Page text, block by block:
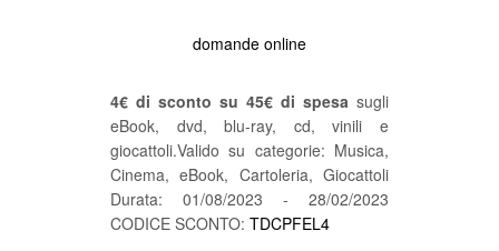
domande online
4€ di sconto su 45€ di spesa sugli
eBook, dvd, blu-ray, cd, vinili e
giocattoli.Valido su categorie: Musica,
Cinema, eBook, Cartoleria, Giocattoli
Durata: 01/08/2023 - 28/02/2023
CODICE SCONTO: TDCPFEL4